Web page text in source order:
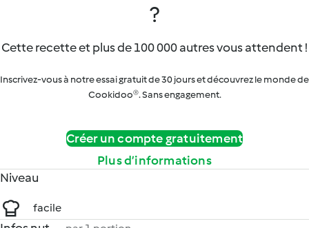
?
Cette recette et plus de 100 000 autres vous attendent !
Inscrivez-vous à notre essai gratuit de 30 jours et découvrez le monde de
Cookidoo®. Sans engagement.
Créer un compte gratuitement
Plus d’informations
Niveau
facile